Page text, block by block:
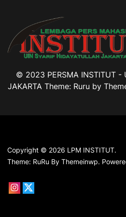
© 2023 PERSMA INSTITUT -
JAKARTA Theme: Ruru by
Copyright © 2026 LPM INSTITUT.
Theme: RuRu By Themeinwp.
Instagram
Institut
X
Institut